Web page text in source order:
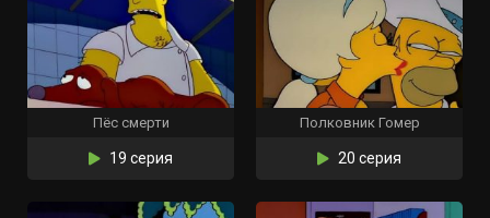
Пёс смерти
19 серия
Полковник Гомер
20 серия